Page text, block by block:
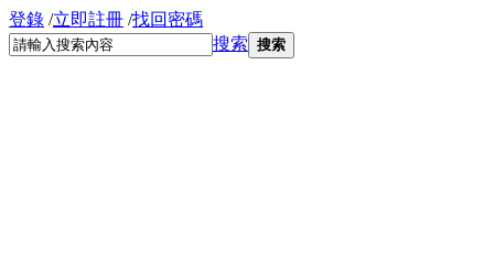
登錄 /立即註冊 /找回密碼
搜索 搜索